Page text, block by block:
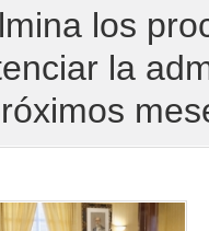
los
la